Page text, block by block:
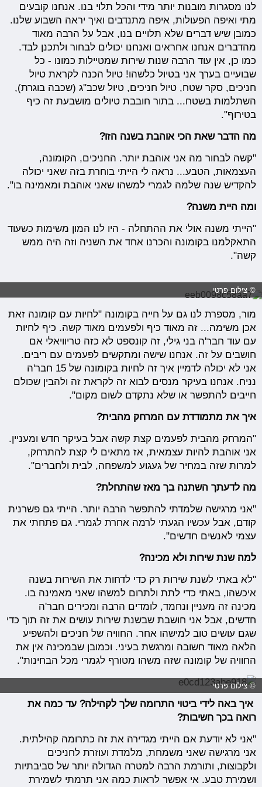
לנו מסגרות מובנות יותר מידי והכל תלוי בנו. אנחנו קובעים
מתי ואיפה הפעולות, איפה מתנדבים ואיך יראה השבוע שלנו.
כמובן שיש דברים שלא תלויים בנו, אבל על הרבה מאוד
מהדברים אנחנו אחראים ואנחנו יכולים לבחור ולתכנן לבד.
כמו כן, אין עוד הרבה שנות שירות שמטיילות כמונו - כל
שבועיים בערך אני בטיול כלשהו! טיול הכנה לקראת טיול
חניכים, סקר שטח, טיול חניכים, טיול שכב''ג (שכבה בוגרת),
השתלמות בשטח... בתור חובבת טיולים מושבעת זה כיף
בטירוף".
מה הדבר שאת הכי אוהבת בשנה הזו?
"קשה לבחור מה אני אוהבת יותר. החניכים, הקומונה,
העצמאות, הטבע... נראה לי הייתי בוחרת בזה שאני יכולה
להקדיש שנה שלמה לגמרי למשהו שאני אוהבת ומאמינה בו".
ומה היית משנה?
"הייתי משנה אולי את ההתחלה - היו לנו המון משימות כשעוד
התאקלמנו בקומונה והכרנו אחד את השניה וזה היה ממש
קשה".
© צילום פרטי
מור, מספרת לנו גם על חייה בקומונה "לחיות עם קומונה זאת
אכן משימה... זה מאוד כיף ולפעמים מאוד קשה. כיף לחיות
עם עוד חבר'ה בני גילי, זה קונספט לא כזה טריוויאלי אם
חושבים על זה. אנחנו שישה ומתקשים לפעמים עם ריבים.
אני לא יכולה לדמיין איך זה לחיות בקומונה של 15 חבר'ה
נניח. אנחנו בעיקר מנסים לבוא זה לקראת זה ולהבין שכולם
חייבים להתפשר או שלא נתקדם לשום מקום".
איך את מתמודדת עם המרחק מהבית?
"המרחק מהבית לפעמים קצת קשה אבל בעיקר חדש ומעניין.
אני אוהבת להיות עצמאית, אז מתאים לי קצת להתרחק,
למרות שזה במחיר של געגוע למשפחה, לבית ולחברים".
מה לדעתך השתנה בך מאז שהתחלת?
"אני מרגישה שלמדתי להתפשר הרבה יותר. הייתי גם פשרנית
קודם, אבל עכשיו הגעתי לרמה אחרת לגמרי. גם פתחתי את
עצמי לאנשים חדשים".
למה שנת שירות ולא מכינה?
"לא באתי לשנת שירות רק כדי לדחות את השירות בשנה
איכשהו, באתי כדי לתת ולתרום למשהו שאני מאמינה בו.
מכינה זה מעניין ונחמד, לומדים הרבה ומכירים חבר'ה
חדשים, אבל אני חושבת שבשנת שירות עושים את זה תוך כדי
שגם עושים טוב למישהו אחר. החוויה של חניכים ולהשפיע
הלאה מאוד חשובה ומרגשת בעיני. וכמובן שבמכינה אין את
החוויה של קומונה שזה משהו מטורף לגמרי מכל הבחינות".
© צילום פרטי
איך באה לידי ביטוי התרומה שלך לקהילה? עד כמה את
רואה בכך חשיבות?
"אני לא יודעת אם הייתי מגדירה את זה כתרומה קהילתית.
אני מרגישה שאני משמחת, מלמדת ועוזרת לחניכים
ולקבוצות, ותורמת הרבה למטרה הגדולה יותר של סביבתיות
ושמירת טבע. אי אפשר לראות כמה אני תרמתי לשמירת